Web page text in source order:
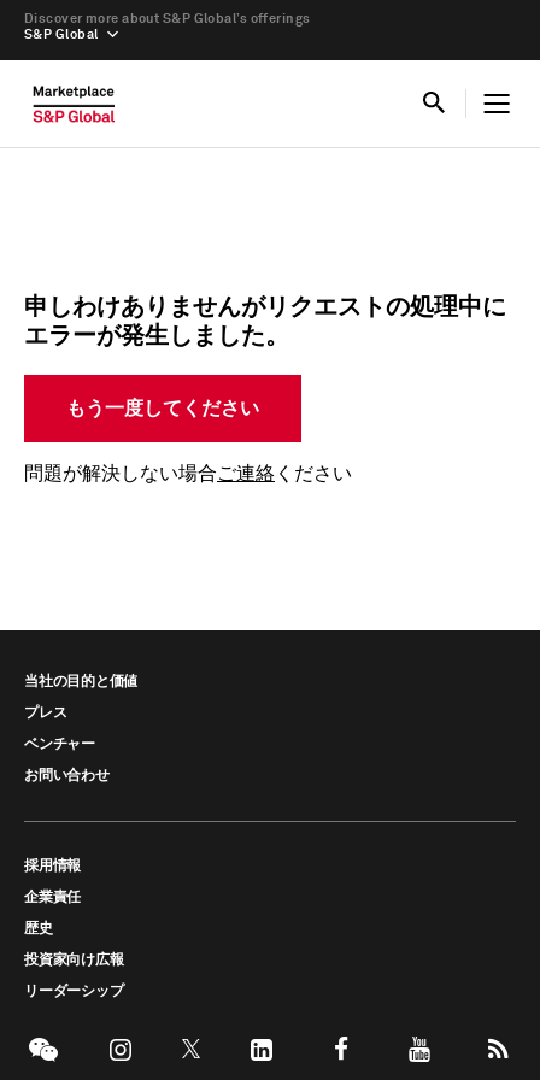
S&P Global
Discover more about S&P Global’s offerings
申しわけありませんがリクエストの処理中に
エラーが発生しました。
もう一度してください
問題が解決しない場合ご連絡 ください
当社の目的と価値
プレス
ベンチャー
お問い合わせ
採用情報
企業責任
歴史
投資家向け広報
リーダーシップ